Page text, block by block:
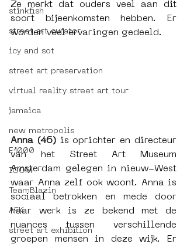
stinkfish
street art curator
icy and sot
street art preservation
virtual reality street art tour
jamaica
new metropolis
E1000
ICOM
TeamBlazin
AFK
street art exhibition
Ze merkt dat ouders veel aan dit
soort bijeenkomsten hebben. Er
worden veel ervaringen gedeeld.
Anna (46) is oprichter en directeur
van het Street Art Museum
Amsterdam gelegen in nieuw-West
waar Anna zelf ook woont. Anna is
sociaal betrokken en mede door
haar werk is ze bekend met de
nuances tussen verschillende
groepen mensen in deze wijk. Er